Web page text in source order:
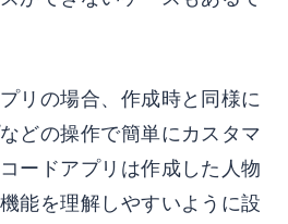
リの場合、作成時と同様に
どの操作で簡単にカスタマ
ードアプリは作成した人物
能を理解しやすいように設